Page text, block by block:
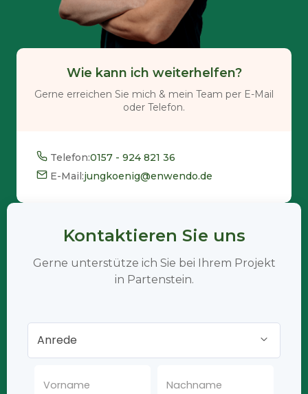
Wie kann ich weiterhelfen?
Gerne erreichen Sie mich & mein Team per E-Mail
oder Telefon.
Telefon:0157 - 924 821 36
E-Mail:jungkoenig@enwendo.de
Kontaktieren Sie uns
Gerne unterstütze ich Sie bei Ihrem Projekt
in Partenstein.